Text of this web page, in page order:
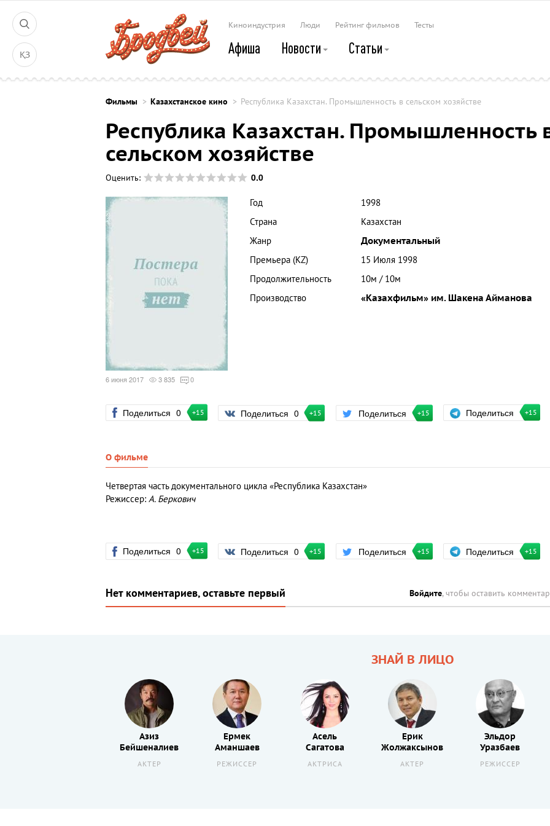
ҚЗ
Киноиндустрия Люди Рейтинг фильмов Тесты
Афиша Новости Статьи
Фильмы Казахстанское кино Республика Казахстан. Промышленность в сельском хозяйстве
Республика Казахстан. Промышленность
сельском хозяйстве
Оценить: 0.0
6 июня 2017 3 835 0
Год
1998
Страна
Казахстан
Жанр
Документальный
Премьера (KZ)
15 Июля 1998
Продолжительность
10м / 10м
Производство
«Казахфильм» им. Шакена Айманова
Поделиться 0 +15 Поделиться 0 +15 Поделиться +15 Поделиться +15
О фильме
Четвертая часть документального цикла «Республика Казахстан»
Режиссер: А. Беркович
Поделиться 0 +15 Поделиться 0 +15 Поделиться +15 Поделиться +15
Нет комментариев, оставьте первый Войдите, чтобы оставить
ЗНАЙ В ЛИЦО
Азиз
Бейшеналиев
АКТЕР
Ермек
Аманшаев
РЕЖИССЕР
Асель
Сагатова
АКТРИСА
Ерик
Жолжаксынов
АКТЕР
Эльдор
Уразбаев
РЕЖИССЕР